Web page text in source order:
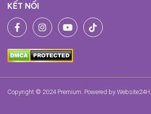
KẾT NỐI
Copyright © 2024 Premium. Powered by Website24H